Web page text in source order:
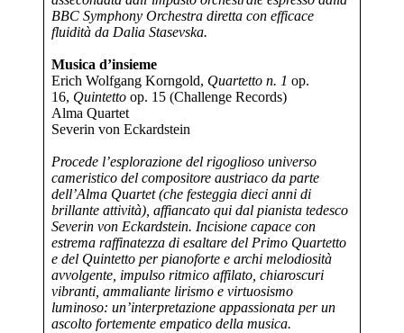
BBC Symphony Orchestra diretta con efficace
fluidità da Dalia Stasevska.
Musica d’insieme
Erich Wolfgang Korngold, Quartetto n. 1 op.
16, Quintetto op. 15 (Challenge Records)
Alma Quartet
Severin von Eckardstein
Procede l’esplorazione del rigoglioso universo
cameristico del compositore austriaco da parte
dell’Alma Quartet (che festeggia dieci anni di
brillante attività), affiancato qui dal pianista tedesco
Severin von Eckardstein. Incisione capace con
estrema raffinatezza di esaltare del Primo Quartetto
e del Quintetto per pianoforte e archi melodiosità
avvolgente, impulso ritmico affilato, chiaroscuri
vibranti, ammaliante lirismo e virtuosismo
luminoso: un’interpretazione appassionata per un
ascolto fortemente empatico della musica.